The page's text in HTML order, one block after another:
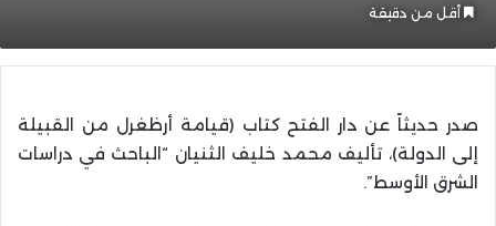
أقل من دقيقة
صدر حديثاً عن دار الفتح كتاب (قيامة أرظغرل من القبيلة
إلى الدولة)، تأليف محمد خليف الثنيان “الباحث في دراسات
الشرق الأوسط”.